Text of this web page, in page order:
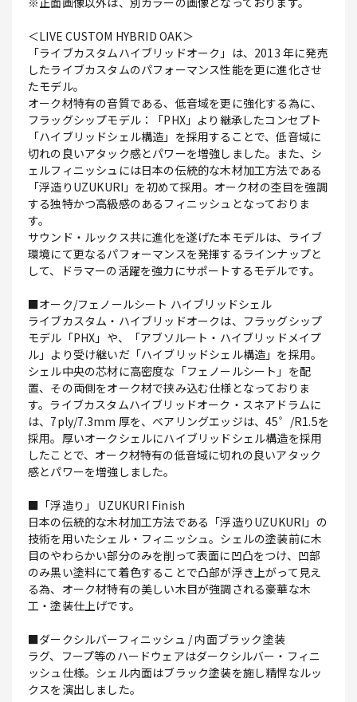
＜LIVE CUSTOM HYBRID OAK＞
「ライブカスタムハイブリッドオーク」は、2013 年に発売
したライブカスタムのパフォーマンス性能を更に進化させ
たモデル。
オーク材特有の音質である、低音域を更に強化する為に、
フラッグシップモデル：「PHX」より継承したコンセプト
「ハイブリッドシェル構造」を採用することで、低音域に
切れの良いアタック感とパワーを増強しました。また、シ
ェルフィニッシュには日本の伝統的な木材加工方法である
「浮造りUZUKURI」を初めて採用。オーク材の杢目を強調
する独特かつ高級感のあるフィニッシュとなっておりま
す。
サウンド・ルックス共に進化を遂げた本モデルは、ライブ
環境にて更なるパフォーマンスを発揮するラインナップと
して、ドラマーの活躍を強力にサポートするモデルです。
■オーク/フェノールシート ハイブリッドシェル
ライブカスタム・ハイブリッドオークは、フラッグシップ
モデル「PHX」や、「アブソルート・ハイブリッドメイプ
ル」より受け継いだ「ハイブリッドシェル構造」を採用。
シェル中央の芯材に高密度な「フェノールシート」を配
置、その両側をオーク材で挟み込む仕様となっておりま
す。ライブカスタムハイブリッドオーク・スネアドラムに
は、7ply/7.3mm 厚を、ベアリングエッジは、45゜/R1.5を
採用。厚いオークシェルにハイブリッドシェル構造を採用
したことで、オーク材特有の低音域に切れの良いアタック
感とパワーを増強しました。
■「浮造り」 UZUKURI Finish
日本の伝統的な木材加工方法である「浮造りUZUKURI」の
技術を用いたシェル・フィニッシュ。シェルの塗装前に木
目のやわらかい部分のみを削って表面に凹凸をつけ、凹部
のみ黒い塗料にて着色することで凸部が浮き上がって見え
る為、オーク材特有の美しい木目が強調される豪華な木
工・塗装仕上げです。
■ダークシルバーフィニッシュ / 内面ブラック塗装
ラグ、フープ等のハードウェアはダークシルバー・フィニ
ッシュ仕様。シェル内面はブラック塗装を施し精悍なルッ
クスを演出しました。